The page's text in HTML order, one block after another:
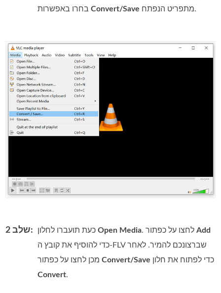
בחרו באפשרותConvert/Save מתפריט הנפתח.
שלב 2: כעת תועברו לחלוןOpen Media . לחצו על כפתורAdd
כדי להוסיף את קובץ ה‑FLV שברצונכם להמיר. לאחר
מכן לחצו על כפתורConvert/Save כדי לפתוח את חלון
Convert.